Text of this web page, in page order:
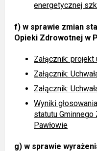
energetycznej
f) w sprawie zmian
Opieki Zdrowotnej w
Załącznik: projekt
Załącznik:
Załącznik:
Wyniki
statutu Gminnego
Pawłowie
g) w sprawie